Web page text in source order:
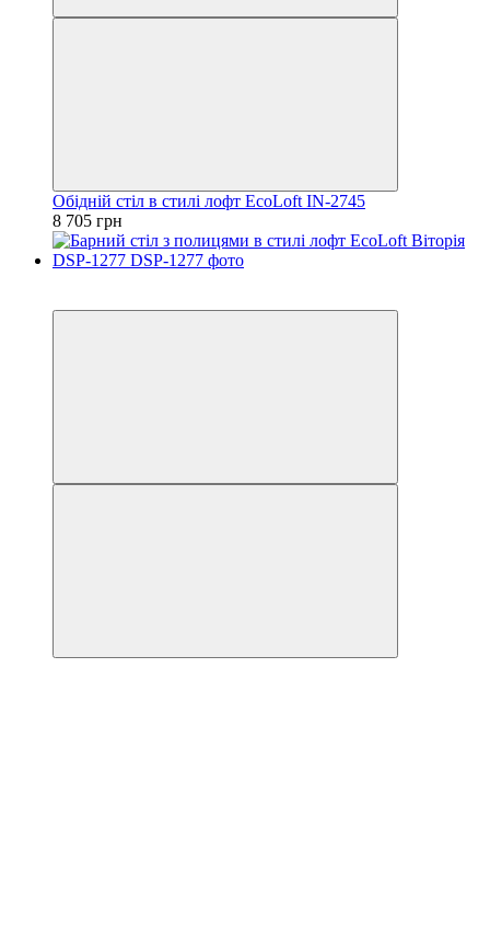
Обідній стіл в стилі лофт EcoLoft IN-2745
8 705 грн